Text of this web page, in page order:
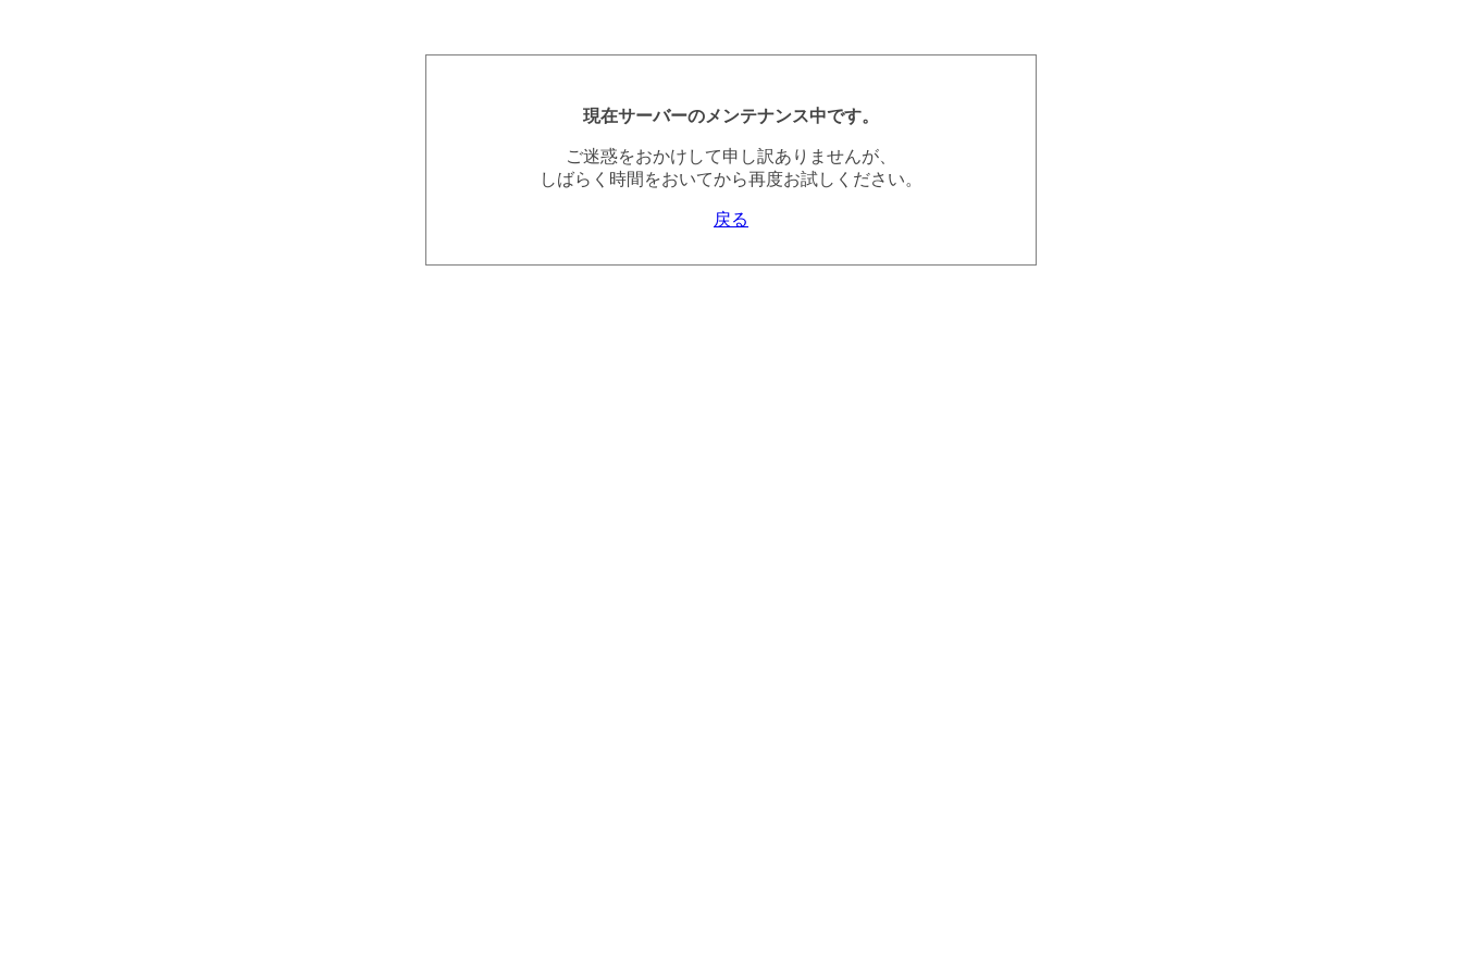
現在サーバーのメンテナンス中です。
ご迷惑をおかけして申し訳ありませんが、
しばらく時間をおいてから再度お試しください。
戻る